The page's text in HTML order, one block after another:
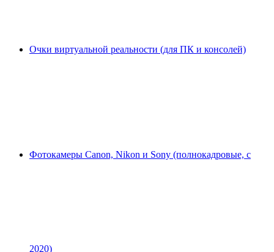
Очки виртуальной реальности (для ПК и консолей)
Фотокамеры Canon, Nikon и Sony (полнокадровые, с
2020)